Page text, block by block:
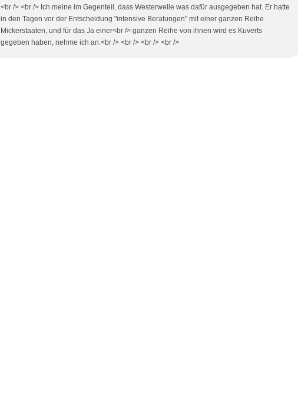
<br /> <br /> Ich meine im Gegenteil, dass Westerwelle was dafür ausgegeben hat. Er hatte
in den Tagen vor der Entscheidung "intensive Beratungen" mit einer ganzen Reihe
Mickerstaaten, und für das Ja einer<br /> ganzen Reihe von ihnen wird es Kuverts
gegeben haben, nehme ich an.<br /> <br /> <br /> <br />